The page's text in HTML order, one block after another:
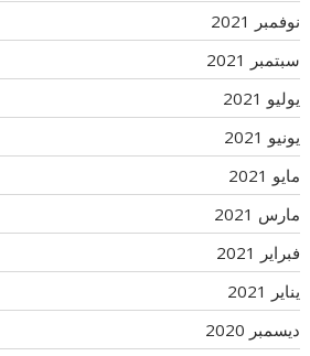
نوفمبر 2021
سبتمبر 2021
يوليو 2021
يونيو 2021
مايو 2021
مارس 2021
فبراير 2021
يناير 2021
ديسمبر 2020